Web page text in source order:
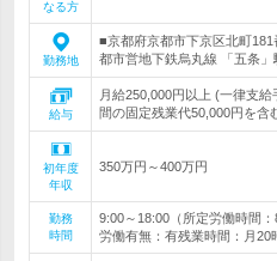
なる方
勤務地
■京都府京都市下京区北町
都市営地下鉄烏丸線 「五条」
給与
月給250,000円以上 (一律支
間の固定残業代50,000円を含
初年度
年収
350万円～400万円
勤務
時間
9:00～18:00（所定労働時間
労働有無：有残業時間：月20